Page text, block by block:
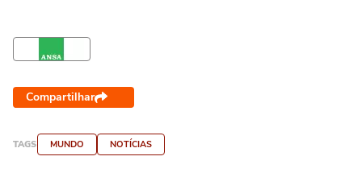
Compartilhar
TAGS MUNDO NOTÍCIAS